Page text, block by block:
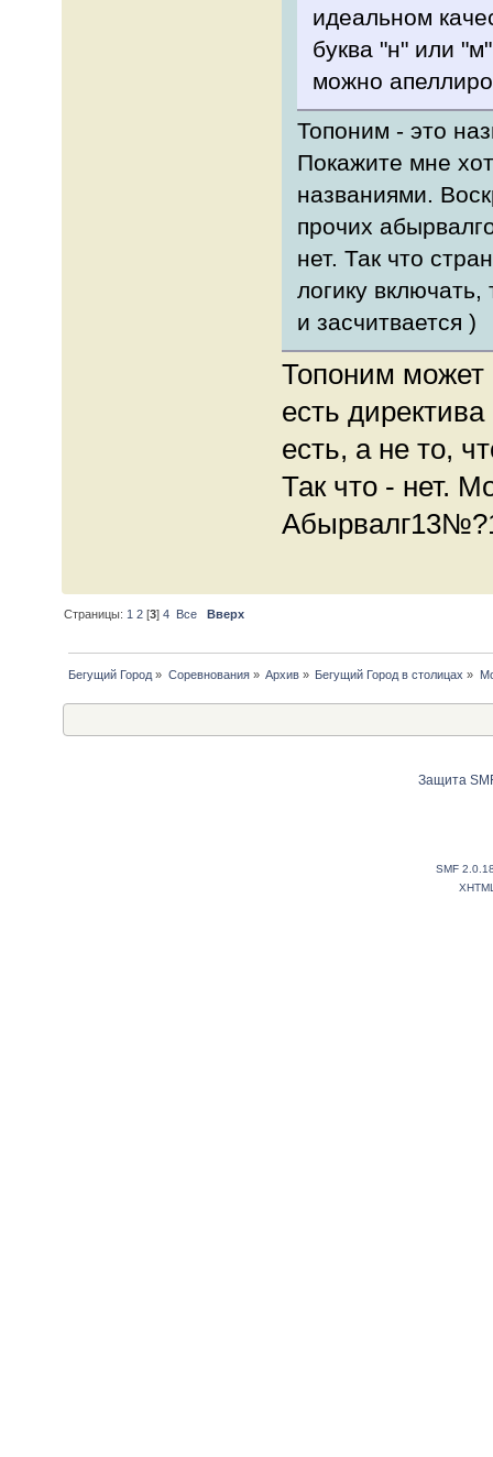
идеальном
буква "н" или
можно
Топоним - это
Покажите мне
названиями.
прочих
нет. Так что
логику
и засчитвается )
Топоним
есть
есть, а не то,
Так что - нет.
Страницы: 1 2 [3]4 Все Вверх
Бегущий Город » Соревнования» Архив » Бегущий Город в столицах »
Защита
SMF